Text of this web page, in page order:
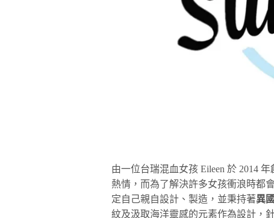
由一位台瑞混血女孩 Eileen 於 2014
熱情，而為了解決許多女孩衝浪時都
定自己親自設計、製造，並秉持著異
紋及汲取海洋靈感的元素作為設計，